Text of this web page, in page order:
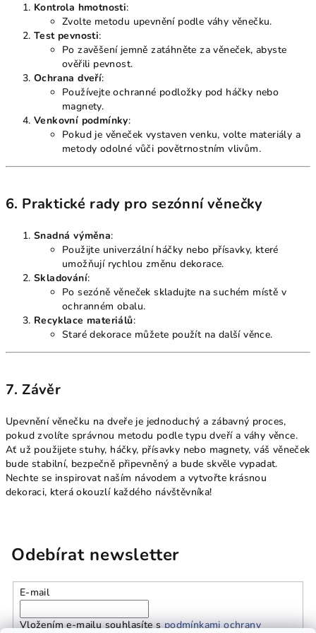
Kontrola hmotnosti:
Zvolte metodu upevnění podle váhy věnečku.
Test pevnosti:
Po zavěšení jemně zatáhněte za věneček, abyste
ověřili pevnost.
Ochrana dveří:
Používejte ochranné podložky pod háčky nebo
magnety.
Venkovní podmínky:
Pokud je věneček vystaven venku, volte materiály a
metody odolné vůči povětrnostním vlivům.
6. Praktické rady pro sezónní věnečky
Snadná výměna:
Použijte univerzální háčky nebo přísavky, které
umožňují rychlou změnu dekorace.
Skladování:
Po sezóně věneček skladujte na suchém místě v
ochranném obalu.
Recyklace materiálů:
Staré dekorace můžete použít na další věnce.
7. Závěr
Upevnění věnečku na dveře je jednoduchý a zábavný proces,
pokud zvolíte správnou metodu podle typu dveří a váhy věnce.
Ať už použijete stuhy, háčky, přísavky nebo magnety, váš věneček
bude stabilní, bezpečně připevněný a bude skvěle vypadat.
Nechte se inspirovat naším návodem a vytvořte krásnou
dekoraci, která okouzlí každého návštěvníka!
Odebírat newsletter
E-mail
Vložením e-mailu souhlasíte spodmínkami ochrany